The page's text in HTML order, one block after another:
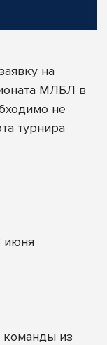
на
МЛБЛ в
не
турнира
июня
команды из